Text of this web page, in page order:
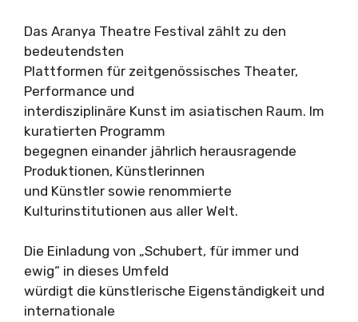
Das Aranya Theatre Festival zählt zu den
bedeutendsten
Plattformen für zeitgenössisches Theater,
Performance und
interdisziplinäre Kunst im asiatischen Raum. Im
kuratierten Programm
begegnen einander jährlich herausragende
Produktionen, Künstlerinnen
und Künstler sowie renommierte
Kulturinstitutionen aus aller Welt.
Die Einladung von „Schubert, für immer und
ewig“ in dieses Umfeld
würdigt die künstlerische Eigenständigkeit und
internationale